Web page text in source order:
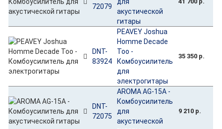
72079
акустической
гитары
DNT-
83924
PEAVEY Joshua
Homme Decade
Too -
Комбоусилитель
для
электрогитары
35 350 р.
DNT-
72075
AROMA AG-15A -
Комбоусилитель
для
акустической
9 210 р.